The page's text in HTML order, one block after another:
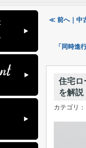
≪ 前へ｜中
「同時進
住宅ロ
を解説
カテゴリ：